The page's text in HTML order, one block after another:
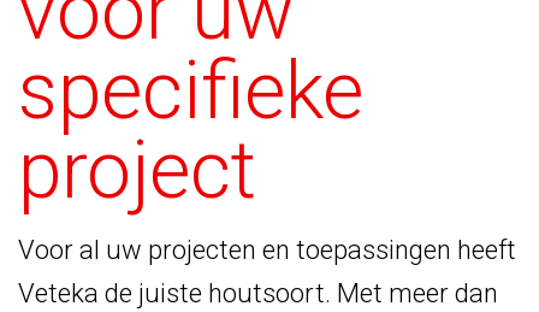
specifieke
project
Voor al uw projecten en toepassingen heeft
Veteka de juiste houtsoort. Met meer dan